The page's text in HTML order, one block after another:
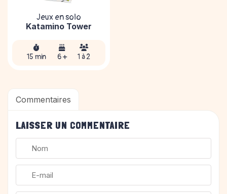
Jeux en solo
Katamino Tower
15 min 6 + 1 à 2
Commentaires
LAISSER UN COMMENTAIRE